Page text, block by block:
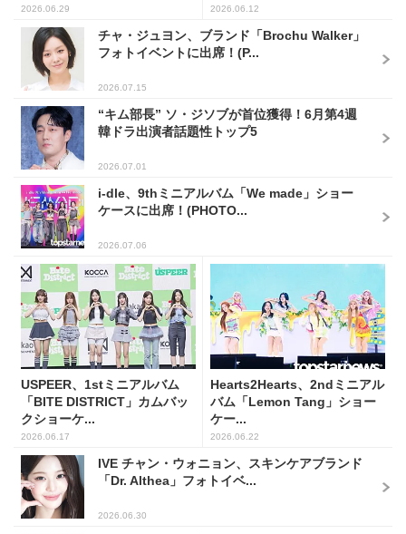
2026.06.29 2026.06.12
チャ・ジュヨン、ブランド「Brochu Walker」
フォトイベントに出席！(P...
2026.07.15
“キム部長” ソ・ジソブが首位獲得！6月第4週
韓ドラ出演者話題性トップ5
2026.07.01
i-dle、9thミニアルバム「We made」ショー
ケースに出席！(PHOTO...
2026.07.06
USPEER、1stミニアルバム
「BITE DISTRICT」カムバッ
クショーケ...
2026.06.17
Hearts2Hearts、2ndミニアル
バム「Lemon Tang」ショー
ケー...
2026.06.22
IVE チャン・ウォニョン、スキンケアブランド
「Dr. Althea」フォトイベ...
2026.06.30